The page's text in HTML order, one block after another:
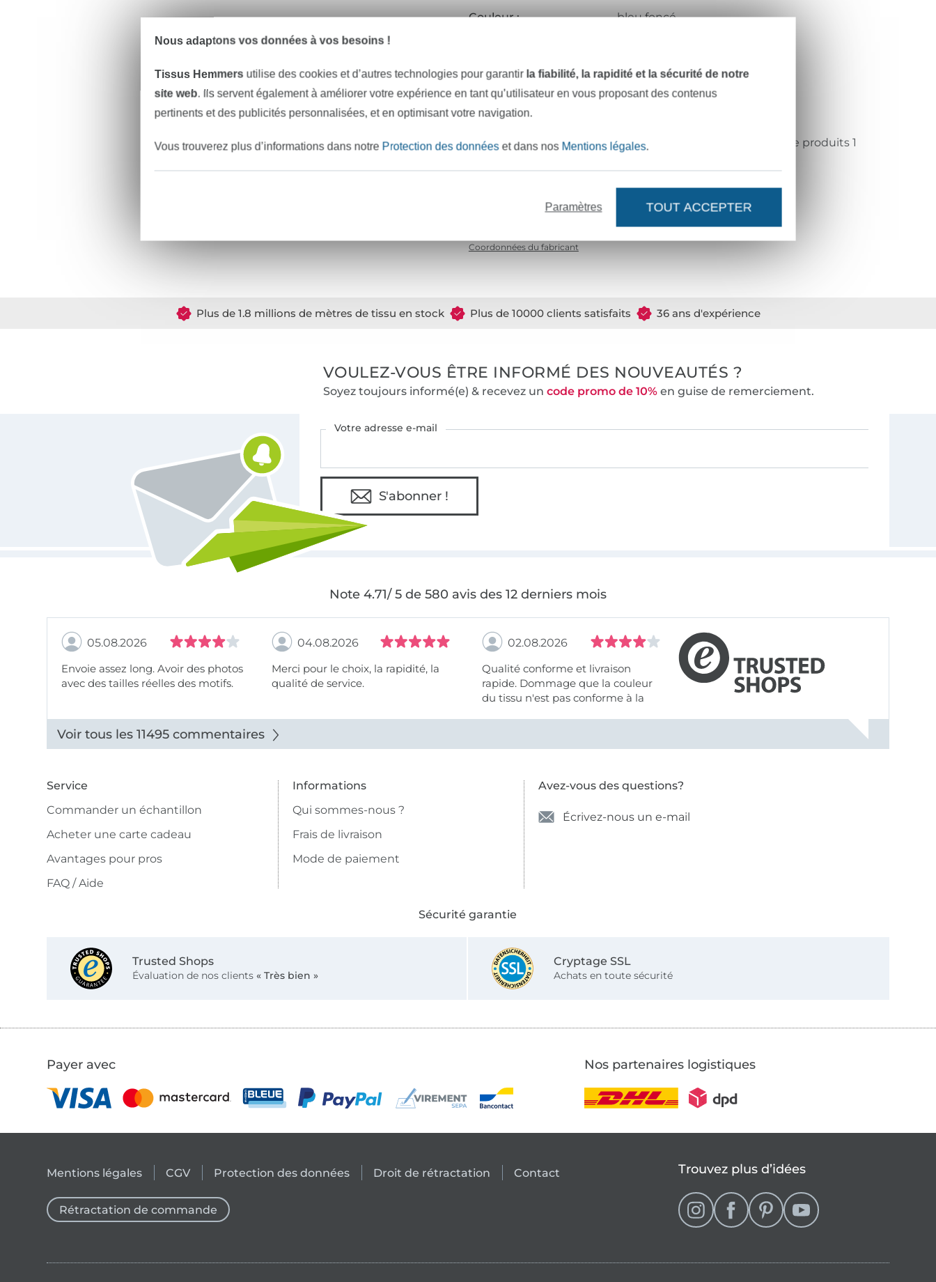
Couleur :
bleu foncé
Toucher :
lisse
Mode de fabrication :
tissé
Caractéristiques :
Certification :
Oeko-Tex Standard 100 classe de produits 1
Institut de test :
Centexbel
Coordonnées du fabricant
Plus de 1.8 millions de mètres de tissu en stock Plus de 10000 clients satisfaits 36 ans d'expérience
VOULEZ-VOUS ÊTRE INFORMÉ DES NOUVEAUTÉS ?
Soyez toujours informé(e) & recevez un code promo de 10%en guise de remerciement.
Votre adresse e-mail
S'abonner !
Note 4.71/ 5 de 580 avis des 12 derniers mois
05.08.2026
Envoie assez long. Avoir des photos
avec des tailles réelles des motifs.
04.08.2026
Merci pour le choix, la rapidité, la
qualité de service.
02.08.2026
Qualité conforme et livraison
rapide. Dommage que la couleur
du tissu n'est pas conforme à la
Voir tous les 11495 commentaires
Service
Commander un échantillon
Acheter une carte cadeau
Avantages pour pros
FAQ / Aide
Informations
Qui sommes-nous ?
Frais de livraison
Mode de paiement
Avez-vous des questions?
Écrivez-nous un e-mail
Sécurité garantie
Trusted Shops
Évaluation de nos clients « Très bien »
Cryptage SSL
Achats en toute sécurité
Payer avec Nos partenaires logistiques
Mentions légales CGV Protection des données Droit de rétractation Contact
Rétractation de commande
Trouvez plus d’idées
Nous adaptons vos données à vos besoins !
Tissus Hemmers utilise des cookies et d’autres technologies pour garantir la fiabilité, la rapidité et la sécurité de notre
site web. Ils servent également à améliorer votre expérience en tant qu’utilisateur en vous proposant des contenus
pertinents et des publicités personnalisées, et en optimisant votre navigation.
Vous trouverez plus d’informations dans notre Protection des donnéeset dans nos Mentions légales.
Paramètres TOUT ACCEPTER